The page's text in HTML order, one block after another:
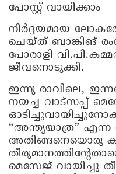
പോസ്റ്റ് വായിക്കാം
നിർദ്ദയമായ
ചെയ്ത് ബാങ്കിങ്
പോരാളി
ജീവനൊടുക്കി.
ഇന്നു രാവിലെ‌,
നയച്ച വാട്സപ്പ്
“അന്ത്യയാത്ര”
അതിങ്ങനെയൊരു
മെസേജ് വായിച്ചു